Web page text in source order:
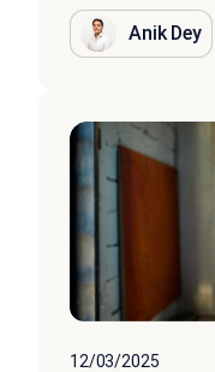
Anik Dey
12/03/2025